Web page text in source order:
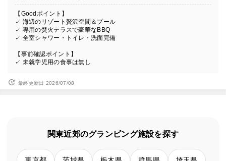
【Goodポイント】
✓ 海辺のリゾート贅沢空間＆プール
✓ 専用の焚火テラスで豪華なBBQ
✓ 全室シャワー・トイレ・洗面完備
【事前確認ポイント】
✓ 未就学児用の食事は無し
最終更新日 2026/07/08
関東近郊のグランピング施設を探す